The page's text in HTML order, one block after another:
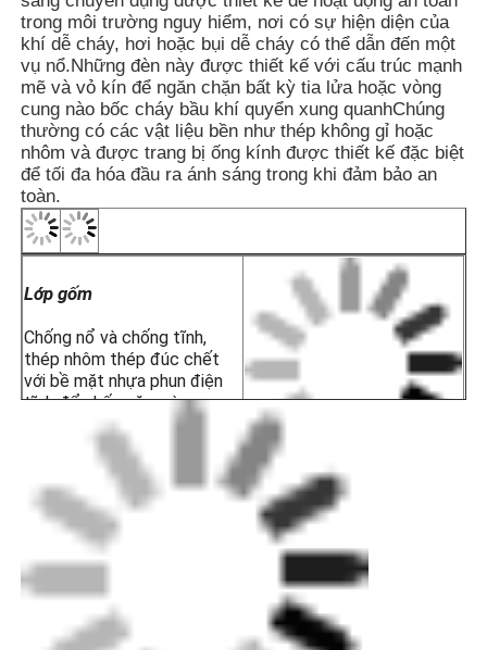
sương mù, và tắt trong ngày.
· Đồng bộ không dây có sẵn theo yêu cầu để
dễ sử dụng và cài đặt; vui lòng chỉ định khi
đặt hàng.
Nó phù hợp cho cả ống thép và dây cáp.
APPL
· Các nền tảng dầu khí
· Các nhà máy chế biến hóa chất
· Các giàn khoan ngoài khơi
· Mỏ than và cơ sở hạ tầng đường hầm
· Các kho lưu trữ nguy hiểm
· Khu vực 1 và Khu vực 2
· Đối với các nhóm nhiệt độ T1 ~ T6
· Đối với môi trường khí nổ IIA, IIB, IIC
trong môi trường nguy hiểm, nơi có sự hiện diện của
khí dễ cháy, hơi hoặc bụi dễ cháy có thể dẫn đến một
vụ nổ.Những đèn này được thiết kế với cấu trúc mạnh
mẽ và vỏ kín để ngăn chặn bất kỳ tia lửa hoặc vòng
cung nào bốc cháy bầu khí quyển xung quanhChúng
thường có các vật liệu bền như thép không gỉ hoặc
nhôm và được trang bị ống kính được thiết kế đặc biệt
để tối đa hóa đầu ra ánh sáng trong khi đảm bảo an
toàn.
Lớp gốm
Chống nổ và chống tĩnh,
thép nhôm thép đúc chết
với bề mặt nhựa phun điện
tĩnh để chống ăn mòn,
chống tĩnh và chống va
Kính cứng cao
Bảo vệ chống nổ bằng thủy
tinh cứng cao ngăn chặn tia
lửa cung từ ánh sáng tiếp
xúc với khí dễ cháy và gây